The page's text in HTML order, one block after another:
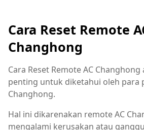
Cara Reset Remote
Changhong
Cara Reset Remote AC
penting untuk diketahui oleh para
Changhong.
Hal ini dikarenakan remote AC
mengalami kerusakan atau